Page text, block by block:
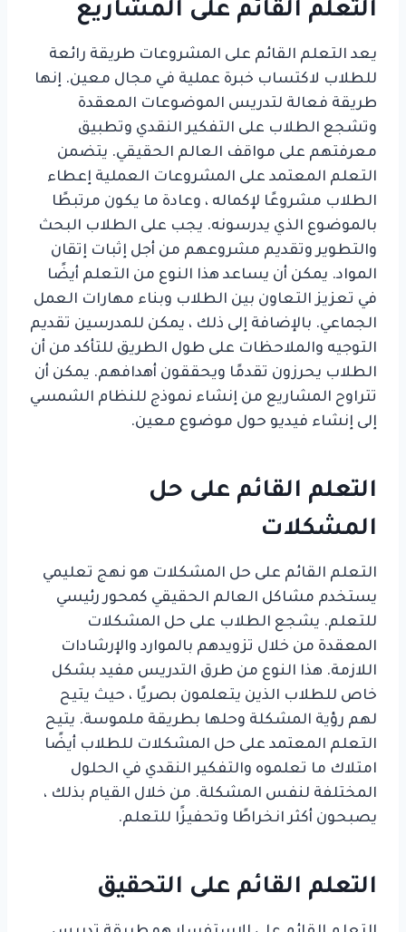
التعلم القائم على المشاريع
يعد التعلم القائم على المشروعات طريقة رائعة
للطلاب لاكتساب خبرة عملية في مجال معين. إنها
طريقة فعالة لتدريس الموضوعات المعقدة
وتشجع الطلاب على التفكير النقدي وتطبيق
معرفتهم على مواقف العالم الحقيقي. يتضمن
التعلم المعتمد على المشروعات العملية إعطاء
الطلاب مشروعًا لإكماله ، وعادة ما يكون مرتبطًا
بالموضوع الذي يدرسونه. يجب على الطلاب البحث
والتطوير وتقديم مشروعهم من أجل إثبات إتقان
المواد. يمكن أن يساعد هذا النوع من التعلم أيضًا
في تعزيز التعاون بين الطلاب وبناء مهارات العمل
الجماعي. بالإضافة إلى ذلك ، يمكن للمدرسين تقديم
التوجيه والملاحظات على طول الطريق للتأكد من أن
الطلاب يحرزون تقدمًا ويحققون أهدافهم. يمكن أن
تتراوح المشاريع من إنشاء نموذج للنظام الشمسي
إلى إنشاء فيديو حول موضوع معين.
التعلم القائم على حل
المشكلات
التعلم القائم على حل المشكلات هو نهج تعليمي
يستخدم مشاكل العالم الحقيقي كمحور رئيسي
للتعلم. يشجع الطلاب على حل المشكلات
المعقدة من خلال تزويدهم بالموارد والإرشادات
اللازمة. هذا النوع من طرق التدريس مفيد بشكل
خاص للطلاب الذين يتعلمون بصريًا ، حيث يتيح
لهم رؤية المشكلة وحلها بطريقة ملموسة. يتيح
التعلم المعتمد على حل المشكلات للطلاب أيضًا
امتلاك ما تعلموه والتفكير النقدي في الحلول
المختلفة لنفس المشكلة. من خلال القيام بذلك ،
يصبحون أكثر انخراطًا وتحفيزًا للتعلم.
التعلم القائم على التحقيق